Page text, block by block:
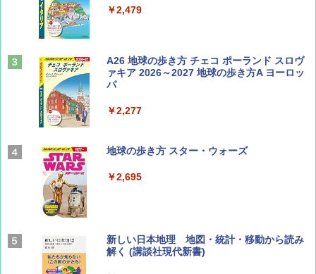
山と溪谷 2026年8月号「南アルプス大全」
￥1,540
AIRLINE（エアライン）2026年9月号【特
BE-PAL(ビ-パル) 2026年 9 月号【特別付録:
SOTO ミニマル"旅"財布 ランダム2種】
￥2,479
A26 地球の歩き方 チェコ ポーランド スロヴ
ァキア 2026～2027 地球の歩き方A ヨーロッ
パ
￥2,277
地球の歩き方 スター・ウォーズ
￥2,695
新しい日本地理 地図・統計・移動から読み
解く (講談社現代新書)